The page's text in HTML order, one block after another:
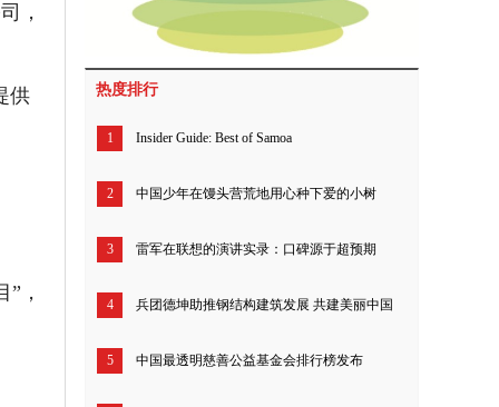
，
供
”，
热度排行
1 Insider Guide: Best of Samoa
2 中国少年在馒头营荒地用心种下爱的小树
3 雷军在联想的演讲实录：口碑源于超预期
4 兵团德坤助推钢结构建筑发展 共建美丽中国
5 中国最透明慈善公益基金会排行榜发布